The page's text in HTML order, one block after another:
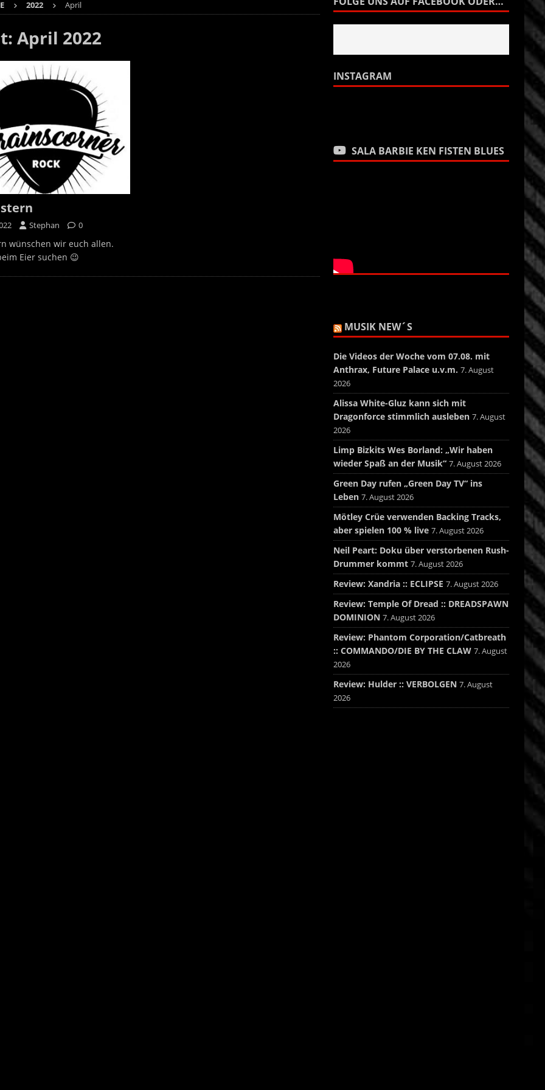
2022 April
April 2022
Stephan 0
wünschen wir euch allen.
Eier suchen 😉
INSTAGRAM
SALA BARBIE KEN FISTEN BLUES
MUSIK NEW´S
Die Videos der Woche vom 07.08. mit
Anthrax, Future Palace u.v.m. 7. August
2026
Alissa White-Gluz kann sich mit
Dragonforce stimmlich ausleben 7. August
2026
Limp Bizkits Wes Borland: „Wir haben
wieder Spaß an der Musik“ 7. August 2026
Green Day rufen „Green Day TV“ ins
Leben 7. August 2026
Mötley Crüe verwenden Backing Tracks,
aber spielen 100 % live 7. August 2026
Neil Peart: Doku über verstorbenen Rush-
Drummer kommt 7. August 2026
Review: Xandria :: ECLIPSE 7. August 2026
Review: Temple Of Dread :: DREADSPAWN
DOMINION 7. August 2026
Review: Phantom Corporation/Catbreath
:: COMMANDO/DIE BY THE CLAW 7. August
2026
Review: Hulder :: VERBOLGEN 7. August
2026